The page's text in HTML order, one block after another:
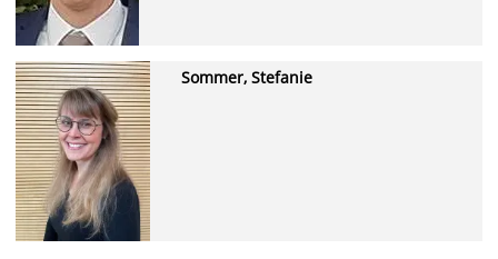
Sommer, Stefanie